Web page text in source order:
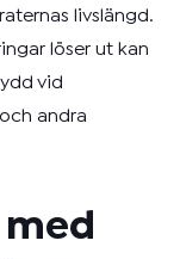
livslängd.
löser ut kan
vid
andra